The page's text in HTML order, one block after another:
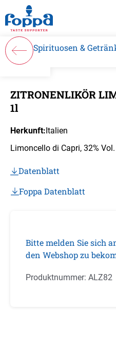
springen
Spirituosen &
ZITRONENLIKÖR
1l
Herkunft:Italien
Limoncello di Capri, 32% Vol.
Datenblatt
Foppa Datenblatt
Bitte melden Sie sich
den Webshop zu
Produktnummer: ALZ82